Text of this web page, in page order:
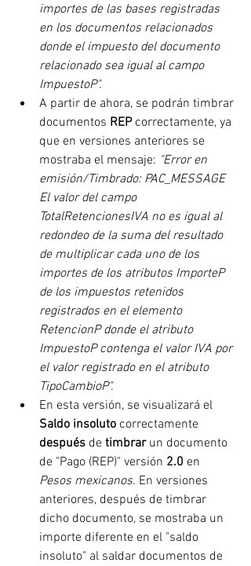
importes de las bases registradas
en los documentos relacionados
donde el impuesto del documento
relacionado sea igual al campo
ImpuestoP".
A partir de ahora, se podrán timbrar
documentos REP correctamente, ya
que en versiones anteriores se
mostraba el mensaje: "Error en
emisión/Timbrado: PAC_MESSAGE
El valor del campo
TotalRetencionesIVA no es igual al
redondeo de la suma del resultado
de multiplicar cada uno de los
importes de los atributos ImporteP
de los impuestos retenidos
registrados en el elemento
RetencionP donde el atributo
ImpuestoP contenga el valor IVA por
el valor registrado en el atributo
TipoCambioP".
En esta versión, se visualizará el
Saldo insoluto correctamente
después de timbrar un documento
de "Pago (REP)" versión 2.0 en
Pesos mexicanos. En versiones
anteriores, después de timbrar
dicho documento, se mostraba un
importe diferente en el "saldo
insoluto" al saldar documentos de